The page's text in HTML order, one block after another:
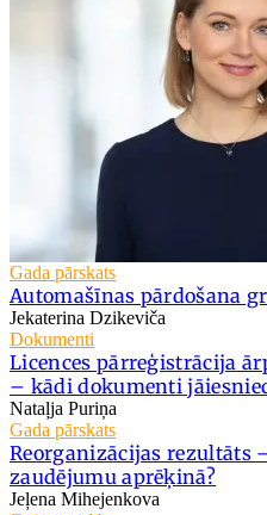
Gada pārskats
Automašīnas pārdošana
Jekaterina Dzikeviča
Dokumenti
Licences pārreģistrācija
– kādi dokumenti
Nataļja Puriņa
Gada pārskats
Reorganizācijas rezultāts
zaudējumu aprēķinā?
Jeļena Mihejenkova